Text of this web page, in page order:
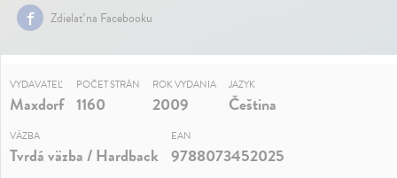
Zdielať na Facebooku
VYDAVATEĽ
Maxdorf
POČET STRÁN
1160
ROK VYDANIA
2009
JAZYK
Čeština
VÄZBA
Tvrdá väzba / Hardback
EAN
9788073452025